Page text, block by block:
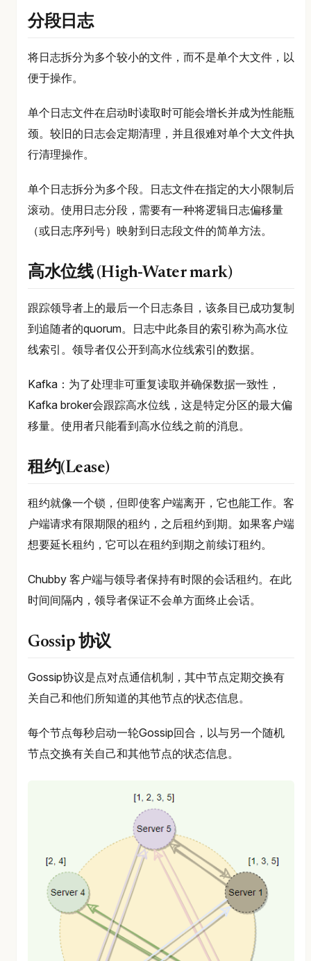
分段日志
将日志拆分为多个较小的文件，而不是单个大文件，以
便于操作。
单个日志文件在启动时读取时可能会增长并成为性能瓶
颈。较旧的日志会定期清理，并且很难对单个大文件执
行清理操作。
单个日志拆分为多个段。日志文件在指定的大小限制后
滚动。使用日志分段，需要有一种将逻辑日志偏移量
（或日志序列号）映射到日志段文件的简单方法。
高水位线 (High-Water mark)
跟踪领导者上的最后一个日志条目，该条目已成功复制
到追随者的quorum。日志中此条目的索引称为高水位
线索引。领导者仅公开到高水位线索引的数据。
Kafka：为了处理非可重复读取并确保数据一致性，
Kafka broker会跟踪高水位线，这是特定分区的最大偏
移量。使用者只能看到高水位线之前的消息。
租约(Lease)
租约就像一个锁，但即使客户端离开，它也能工作。客
户端请求有限期限的租约，之后租约到期。如果客户端
想要延长租约，它可以在租约到期之前续订租约。
Chubby 客户端与领导者保持有时限的会话租约。在此
时间间隔内，领导者保证不会单方面终止会话。
Gossip 协议
Gossip协议是点对点通信机制，其中节点定期交换有
关自己和他们所知道的其他节点的状态信息。
每个节点每秒启动一轮Gossip回合，以与另一个随机
节点交换有关自己和其他节点的状态信息。